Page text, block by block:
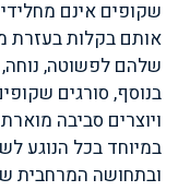
אותם בקלות בעזרת
שלהם לפשוטה,
בנוסף, סורגים
ויוצרים סביבה
במיוחד בכל הנוגע
ובתחושה המרחבית